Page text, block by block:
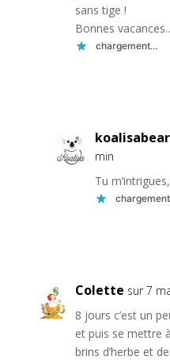
sans tige !
Bonnes
chargement…
koalisabear
min
Tu
Colette sur 7
8 jours c’est un
et puis se mettre
brins d’herbe et